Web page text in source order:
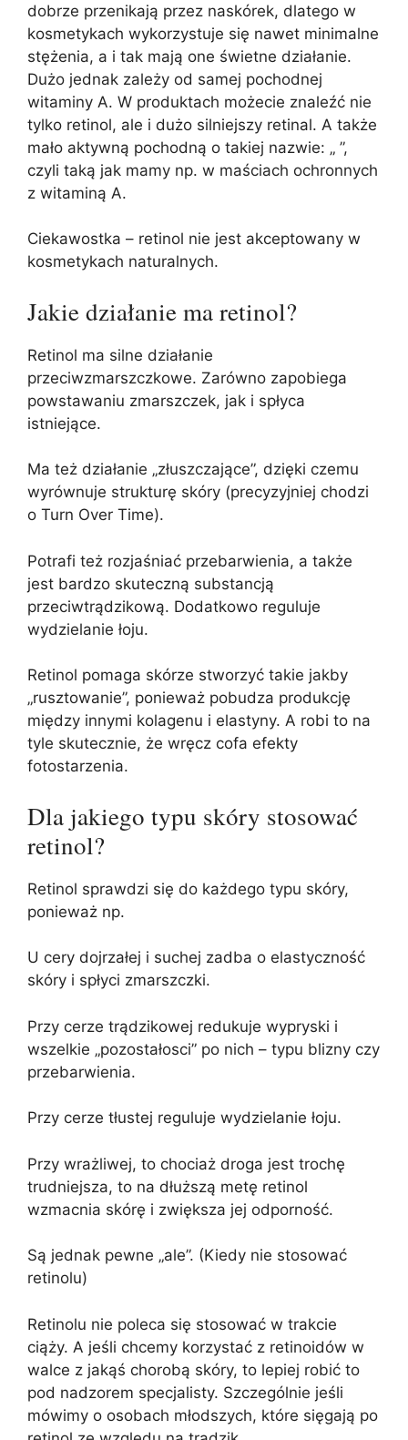
dobrze przenikają przez naskórek, dlatego w
kosmetykach wykorzystuje się nawet minimalne
stężenia, a i tak mają one świetne działanie.
Dużo jednak zależy od samej pochodnej
witaminy A. W produktach możecie znaleźć nie
tylko retinol, ale i dużo silniejszy retinal. A także
mało aktywną pochodną o takiej nazwie: „ ”,
czyli taką jak mamy np. w maściach ochronnych
z witaminą A.
Ciekawostka – retinol nie jest akceptowany w
kosmetykach naturalnych.
Jakie działanie ma retinol?
Retinol ma silne działanie
przeciwzmarszczkowe. Zarówno zapobiega
powstawaniu zmarszczek, jak i spłyca
istniejące.
Ma też działanie „złuszczające”, dzięki czemu
wyrównuje strukturę skóry (precyzyjniej chodzi
o Turn Over Time).
Potrafi też rozjaśniać przebarwienia, a także
jest bardzo skuteczną substancją
przeciwtrądzikową. Dodatkowo reguluje
wydzielanie łoju.
Retinol pomaga skórze stworzyć takie jakby
„rusztowanie”, ponieważ pobudza produkcję
między innymi kolagenu i elastyny. A robi to na
tyle skutecznie, że wręcz cofa efekty
fotostarzenia.
Dla jakiego typu skóry stosować
retinol?
Retinol sprawdzi się do każdego typu skóry,
ponieważ np.
U cery dojrzałej i suchej zadba o elastyczność
skóry i spłyci zmarszczki.
Przy cerze trądzikowej redukuje wypryski i
wszelkie „pozostałosci” po nich – typu blizny czy
przebarwienia.
Przy cerze tłustej reguluje wydzielanie łoju.
Przy wrażliwej, to chociaż droga jest trochę
trudniejsza, to na dłuższą metę retinol
wzmacnia skórę i zwiększa jej odporność.
Są jednak pewne „ale”. (Kiedy nie stosować
retinolu)
Retinolu nie poleca się stosować w trakcie
ciąży. A jeśli chcemy korzystać z retinoidów w
walce z jakąś chorobą skóry, to lepiej robić to
pod nadzorem specjalisty. Szczególnie jeśli
mówimy o osobach młodszych, które sięgają po